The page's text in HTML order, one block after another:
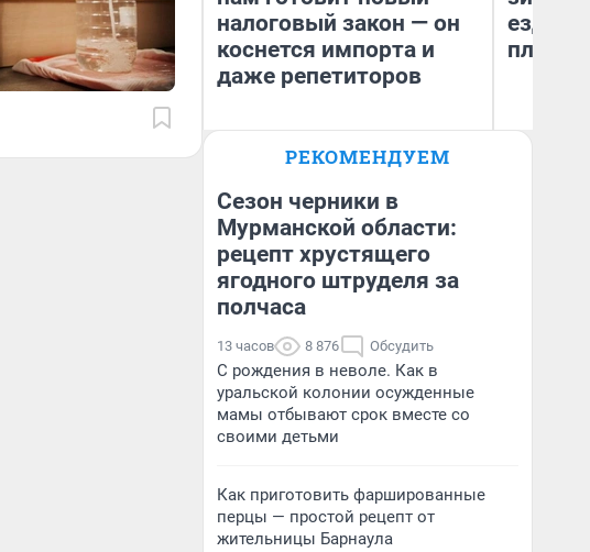
налоговый закон — он
коснется импорта и
даже репетиторов
Анастасия Завгородняя
ездит
плюсы
РЕКОМЕНДУЕМ
Сезон черники в
Мурманской области:
рецепт хрустящего
ягодного штруделя за
полчаса
13 часов 8 876 Обсудить
С рождения в неволе. Как в
уральской колонии осужденные
мамы отбывают срок вместе со
своими детьми
Как приготовить фаршированные
перцы — простой рецепт от
жительницы Барнаула